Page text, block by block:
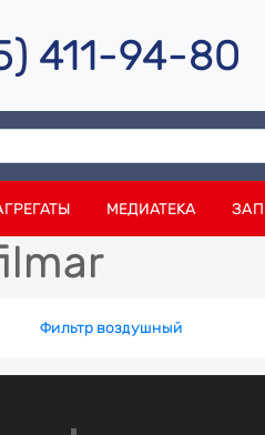
411-94-80
МЕДИАТЕКА
Фильтр воздушный